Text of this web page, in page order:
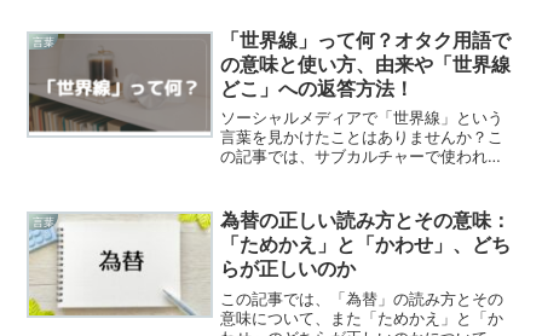
は、それぞれの定義を簡潔に整理し、比
較表を交えてプレイスタイルや...
言葉
「世界線」って何？オタク用語で
の意味と使い方、由来や「世界線
どこ」への返答方法！
ソーシャルメディアで「世界線」という
言葉を見かけたことはありませんか？こ
の記事では、サブカルチャーで使われる
ねられたときの適切な返答方法も解説し
ます。「世界線」とは？「...
言葉
為替の正しい読み方とその意味：
「ためかえ」と「かわせ」、どち
らが正しいのか
この記事では、「為替」の読み方とその
意味について、また「ためかえ」と「か